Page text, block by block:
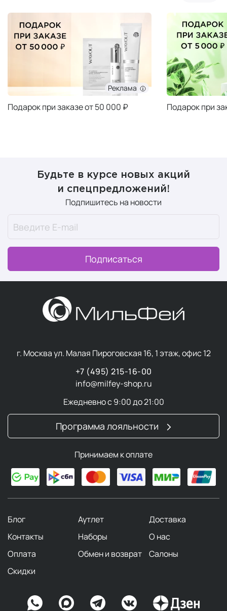
Реклама
Подарок при заказе от 50 000 ₽ Подарок при
Будьте в курсе новых акций
и спецпредложений!
Подпишитесь на новости
Подписаться
г. Москва ул. Малая Пироговская 16, 1 этаж, офис 12
+7 (495) 215-16-00
info@milfey-shop.ru
Ежедневно с 9:00 до 21:00
Программа лояльности
Принимаем к оплате
Блог Аутлет
Доставка
Контакты
Наборы
О нас
Оплата
Обмен и возврат
Салоны
Скидки